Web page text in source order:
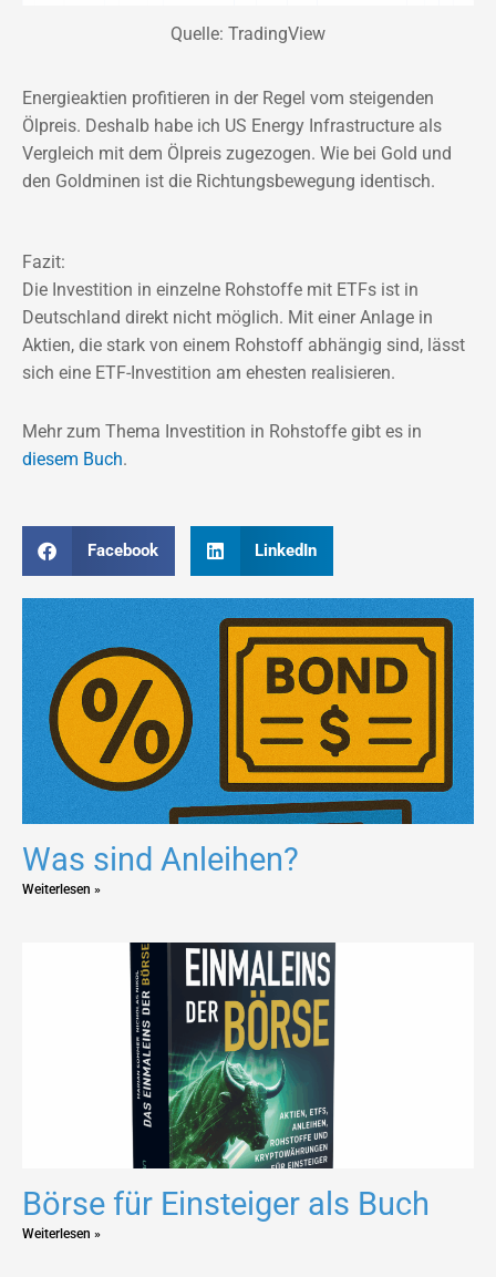
Quelle: TradingView
Energieaktien profitieren in der Regel vom steigenden
Ölpreis. Deshalb habe ich US Energy Infrastructure als
Vergleich mit dem Ölpreis zugezogen. Wie bei Gold und
den Goldminen ist die Richtungsbewegung identisch.
Fazit:
Die Investition in einzelne Rohstoffe mit ETFs ist in
Deutschland direkt nicht möglich. Mit einer Anlage in
Aktien, die stark von einem Rohstoff abhängig sind, lässt
sich eine ETF-Investition am ehesten realisieren.
Mehr zum Thema Investition in Rohstoffe gibt es in
diesem Buch.
Facebook LinkedIn
Was sind Anleihen?
Weiterlesen »
Börse für Einsteiger als Buch
Weiterlesen »